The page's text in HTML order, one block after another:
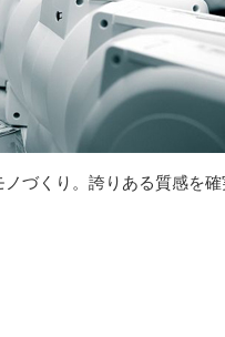
づくり。誇りある質感を